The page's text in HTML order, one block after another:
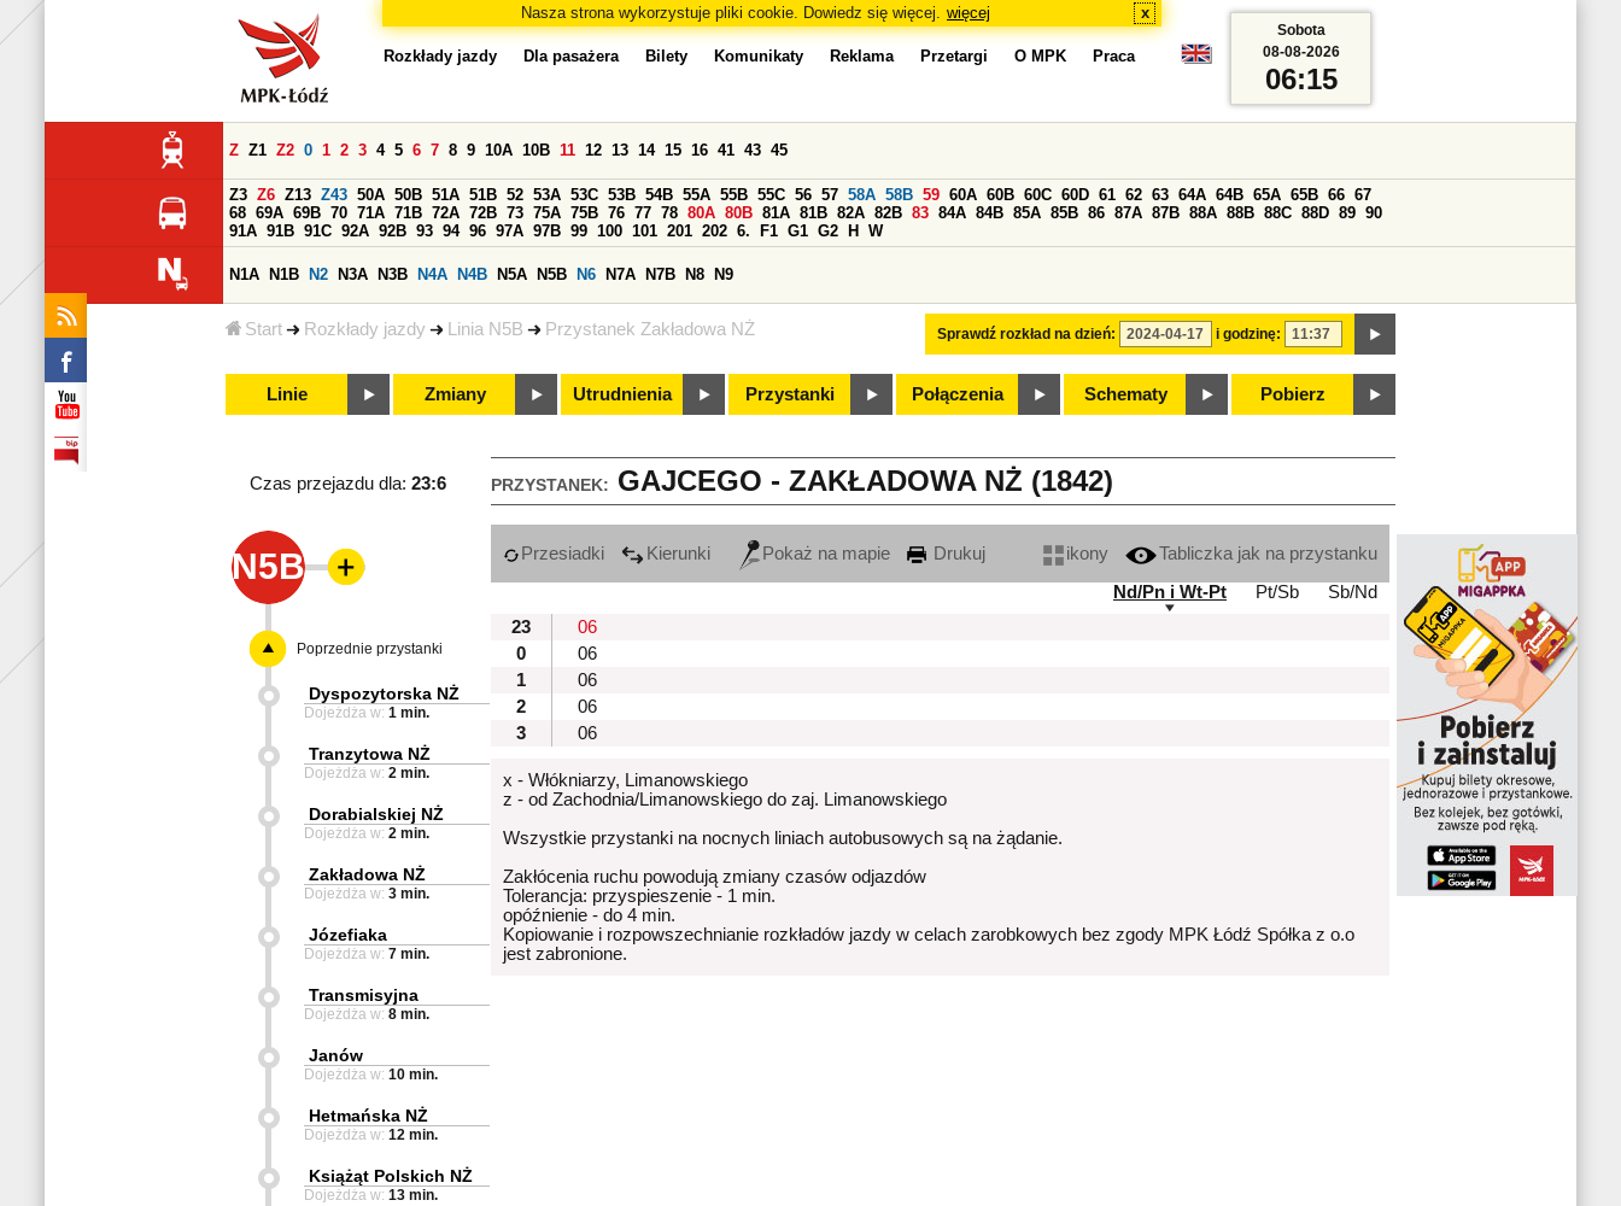
Nasza strona wykorzystuje pliki cookie. Dowiedz się więcej. więcej x
Start Rozkłady jazdy Linia N5B Przystanek Zakładowa NŻ
Rozkłady jazdy Dla pasażera Bilety Komunikaty Reklama Przetargi O MPK Praca
Sprawdź rozkład na dzień: i godzinę:
Z Z1 Z2 0 1 2 3 4 5 6 7 8 9 10A 10B 11 12 13 14 15 16 41 43 45
Z3 Z6 Z13 Z43 50A 50B 51A 51B 52 53A 53C 53B 54B 55A 55B 55C 56 57 58A 58B 59 60A 60B 60C 60D 61 62 63 64A 64B 65A 65B 66 67
68 69A 69B 70 71A 71B 72A 72B 73 75A 75B 76 77 78 80A 80B 81A 81B 82A 82B 83 84A 84B 85A 85B 86 87A 87B 88A 88B 88C 88D 89 90
91A 91B 91C 92A 92B 93 94 96 97A 97B 99 100 101 201 202 6. F1 G1 G2 H W
N1A N1B N2 N3A N3B N4A N4B N5A N5B N6 N7A N7B N8 N9
Linie Zmiany Utrudnienia Przystanki Połączenia Schematy Pobierz
Sobota
08-08-2026
06:15
PRZYSTANEK: GAJCEGO - ZAKŁADOWA NŻ (1842)
Czas przejazdu dla: 23:6
N5B Przesiadki Kierunki Pokaż na mapie Drukuj ikony
Tabliczka jak na przystanku
Nd/Pn i Wt-Pt
Pt/Sb
Sb/Nd
23
06
0
06
1
06
2
06
3
06
x - Włókniarzy, Limanowskiego
z - od Zachodnia/Limanowskiego do zaj. Limanowskiego
Wszystkie przystanki na nocnych liniach autobusowych są na żądanie.
Zakłócenia ruchu powodują zmiany czasów odjazdów
Tolerancja: przyspieszenie - 1 min.
opóźnienie - do 4 min.
Kopiowanie i rozpowszechnianie rozkładów jazdy w celach zarobkowych bez zgody MPK Łódź Spółka z o.o
jest zabronione.
Poprzednie przystanki
Dyspozytorska NŻ
Dojeżdża w: 1 min.
Tranzytowa NŻ
Dojeżdża w: 2 min.
Dorabialskiej NŻ
Dojeżdża w: 2 min.
Zakładowa NŻ
Dojeżdża w: 3 min.
Józefiaka
Dojeżdża w: 7 min.
Transmisyjna
Dojeżdża w: 8 min.
Janów
Dojeżdża w: 10 min.
Hetmańska NŻ
Dojeżdża w: 12 min.
Książąt Polskich NŻ
Dojeżdża w: 13 min.